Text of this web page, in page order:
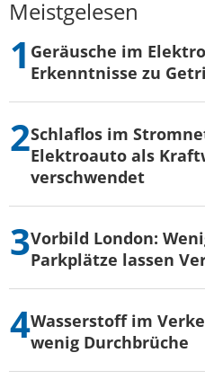
Meistgelesen
Geräusche im
Erkenntnisse zu
Schlaflos im
Elektroauto als
verschwendet
Vorbild London:
Parkplätze lassen
Wasserstoff im
wenig Durchbrüche